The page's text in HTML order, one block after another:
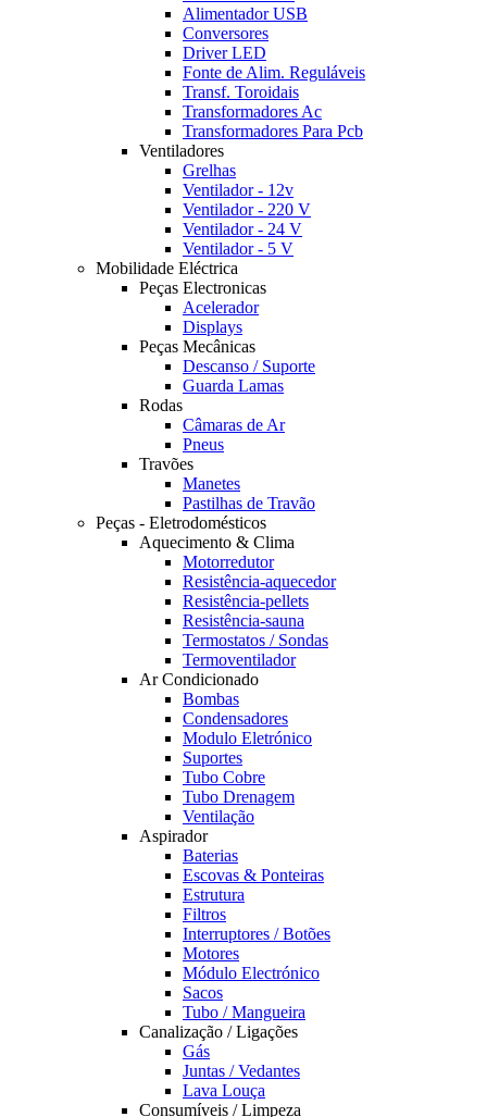
Alimentador USB
Conversores
Driver LED
Fonte de Alim. Reguláveis
Transf. Toroidais
Transformadores Ac
Transformadores Para Pcb
Ventiladores
Grelhas
Ventilador - 12v
Ventilador - 220 V
Ventilador - 24 V
Ventilador - 5 V
Mobilidade Eléctrica
Peças Electronicas
Acelerador
Displays
Peças Mecânicas
Descanso / Suporte
Guarda Lamas
Rodas
Câmaras de Ar
Pneus
Travões
Manetes
Pastilhas de Travão
Peças - Eletrodomésticos
Aquecimento & Clima
Motorredutor
Resistência-aquecedor
Resistência-pellets
Resistência-sauna
Termostatos / Sondas
Termoventilador
Ar Condicionado
Bombas
Condensadores
Modulo Eletrónico
Suportes
Tubo Cobre
Tubo Drenagem
Ventilação
Aspirador
Baterias
Escovas & Ponteiras
Estrutura
Filtros
Interruptores / Botões
Motores
Módulo Electrónico
Sacos
Tubo / Mangueira
Canalização / Ligações
Gás
Juntas / Vedantes
Lava Louça
Consumíveis / Limpeza